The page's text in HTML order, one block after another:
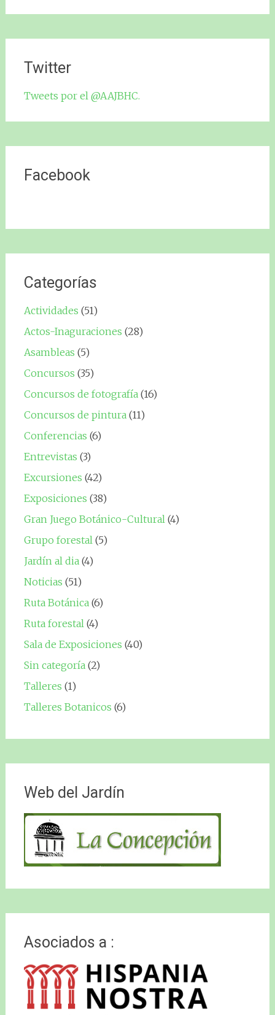
Twitter
Tweets por el @AAJBHC.
Facebook
Categorías
Actividades (51)
Actos-Inaguraciones (28)
Asambleas (5)
Concursos (35)
Concursos de fotografía (16)
Concursos de pintura (11)
Conferencias (6)
Entrevistas (3)
Excursiones (42)
Exposiciones (38)
Gran Juego Botánico-Cultural (4)
Grupo forestal (5)
Jardín al dia (4)
Noticias (51)
Ruta Botánica (6)
Ruta forestal (4)
Sala de Exposiciones (40)
Sin categoría (2)
Talleres (1)
Talleres Botanicos (6)
Web del Jardín
Asociados a :